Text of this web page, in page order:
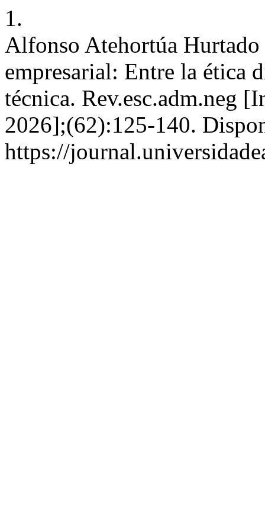
1.
Alfonso Atehortúa
empresarial: Entre la ética
técnica. Rev.esc.adm.neg
2026];(62):125-140.
https://